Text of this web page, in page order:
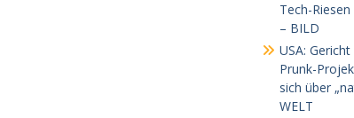
Tech-
– BILD
USA:
Prunk-
sich über
WELT